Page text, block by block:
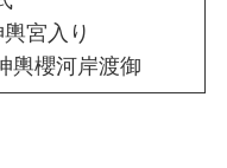
宮入り
櫻河岸渡御